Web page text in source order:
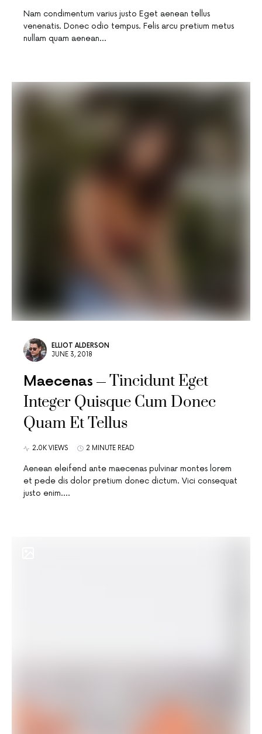
Nam condimentum varius justo Eget aenean tellus
venenatis. Donec odio tempus. Felis arcu pretium metus
nullam quam aenean…
ELLIOT ALDERSON
JUNE 3, 2018
Maecenas
Tincidunt Eget
Integer Quisque Cum Donec
Quam Et Tellus
2.0K VIEWS 2 MINUTE READ
Aenean eleifend ante maecenas pulvinar montes lorem
et pede dis dolor pretium donec dictum. Vici consequat
justo enim.…